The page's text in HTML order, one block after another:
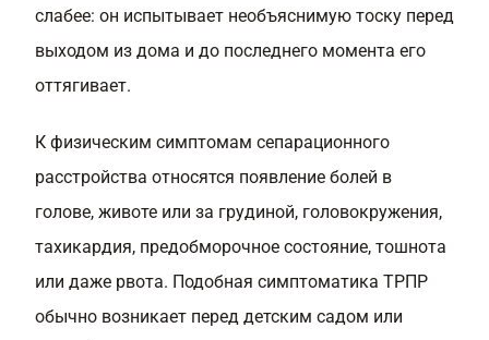
слабее: он испытывает необъяснимую тоску перед
выходом из дома и до последнего момента его
оттягивает.
К физическим симптомам сепарационного
расстройства относятся появление болей в
голове, животе или за грудиной, головокружения,
тахикардия, предобморочное состояние, тошнота
или даже рвота. Подобная симптоматика ТРПР
обычно возникает перед детским садом или